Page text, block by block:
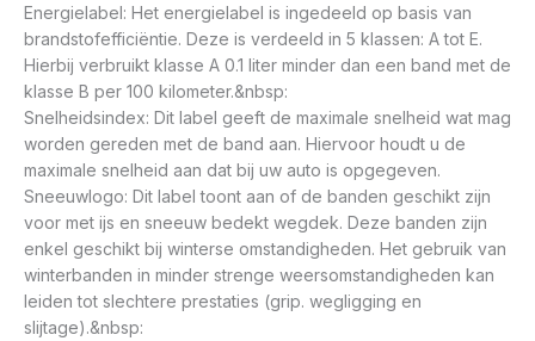
Energielabel: Het energielabel is ingedeeld op basis van
brandstofefficiëntie. Deze is verdeeld in 5 klassen: A tot E.
Hierbij verbruikt klasse A 0.1 liter minder dan een band met de
klasse B per 100 kilometer.&nbsp:
Snelheidsindex: Dit label geeft de maximale snelheid wat mag
worden gereden met de band aan. Hiervoor houdt u de
maximale snelheid aan dat bij uw auto is opgegeven.
Sneeuwlogo: Dit label toont aan of de banden geschikt zijn
voor met ijs en sneeuw bedekt wegdek. Deze banden zijn
enkel geschikt bij winterse omstandigheden. Het gebruik van
winterbanden in minder strenge weersomstandigheden kan
leiden tot slechtere prestaties (grip. wegligging en
slijtage).&nbsp: